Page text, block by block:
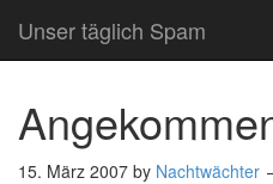
Unser täglich Spam
15. März 2007 by Nachtwächter